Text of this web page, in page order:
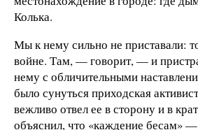
Колька.
Мы к нему сильно не приставали:
войне. Там, — говорит, — и
нему с обличительными
было сунуться приходская
вежливо отвел ее в сторону и в
объяснил, что «каждение бесам» —